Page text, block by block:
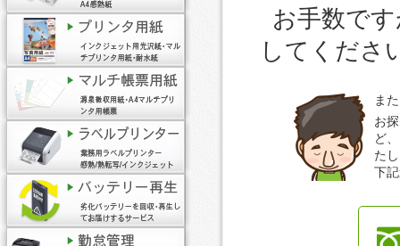
お手数で
してくださ
ま
お
ど
た
下